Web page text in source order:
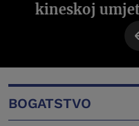
kineskoj
BOGATSTVO